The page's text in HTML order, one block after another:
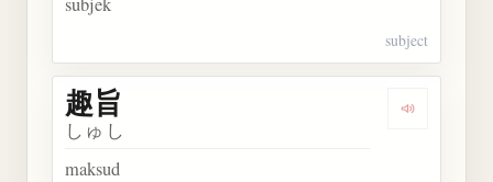
subject
Dengarkan
趣旨
しゅし
maksud